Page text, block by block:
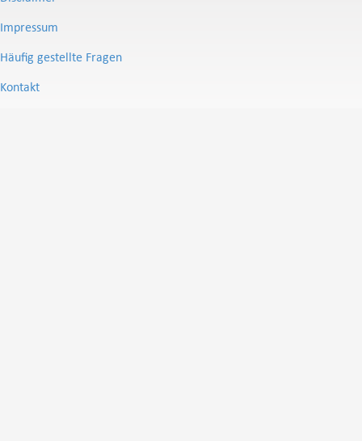
Impressum
Häufig gestellte Fragen
Kontakt